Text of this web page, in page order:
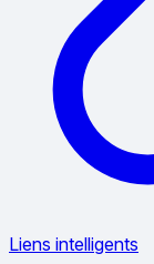
Liens intelligents